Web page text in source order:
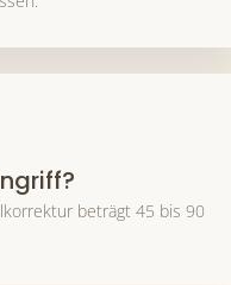
beträgt 45 bis 90